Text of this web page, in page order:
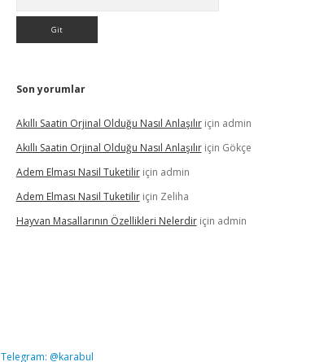
Son yorumlar
Akıllı Saatin Orjinal Olduğu Nasıl Anlaşılıriçin admin
Akıllı Saatin Orjinal Olduğu Nasıl Anlaşılıriçin Gökçe
Adem Elması Nasil Tuketiliriçin admin
Adem Elması Nasil Tuketiliriçin Zeliha
Hayvan Masallarının Özellikleri Nelerdiriçin admin
Telegram: @karabul